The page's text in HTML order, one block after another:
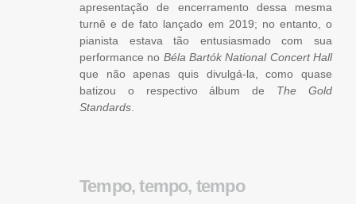
apresentação de encerramento dessa mesma
turnê e de fato lançado em 2019; no entanto, o
pianista estava tão entusiasmado com sua
performance no Béla Bartók National Concert Hall
que não apenas quis divulgá-la, como quase
batizou o respectivo álbum de The Gold
Standards
Tempo, tempo, tempo